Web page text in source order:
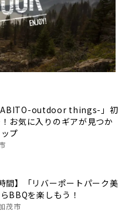
outdoor things-」初
お気に入りのギアが見つか
プ
間】「リバーポートパーク美
BBQを楽しもう！
茂市